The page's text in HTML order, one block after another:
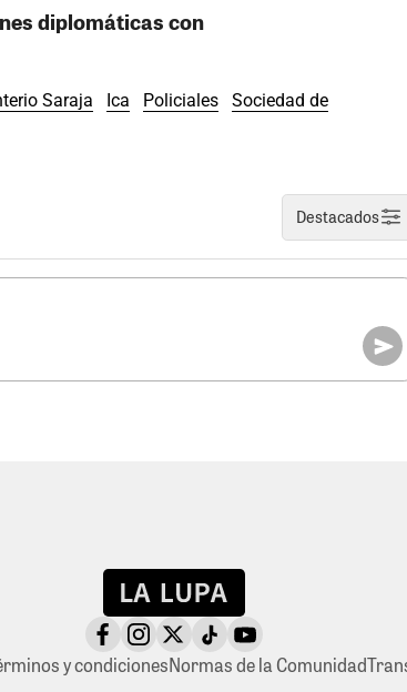
diplomáticas con
Saraja Ica Policiales
Sociedad de
Destacados
y condicionesNormas de la Comunidad